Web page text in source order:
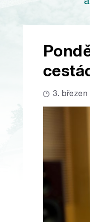
3. březen